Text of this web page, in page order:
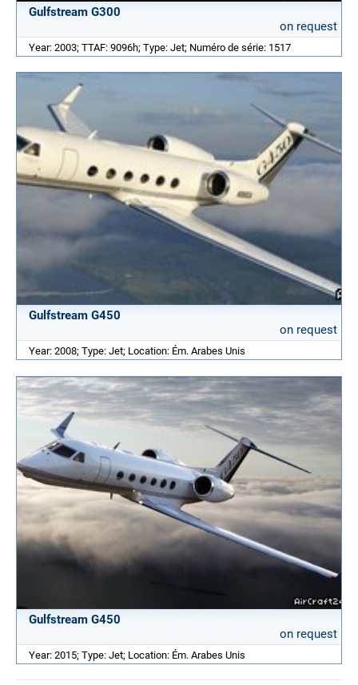
Gulfstream G300
on request
Year: 2003; TTAF: 9096h; Type: Jet; Numéro de série: 1517
Gulfstream G450
on request
Year: 2008; Type: Jet; Location: Ém. Arabes Unis
Gulfstream G450
on request
Year: 2015; Type: Jet; Location: Ém. Arabes Unis